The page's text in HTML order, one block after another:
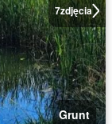
7zdjęcia
Grunt